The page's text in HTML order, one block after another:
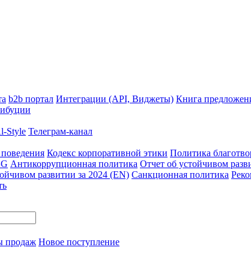
b2b портал Интеграции (API, Виджеты) Книга
Style Телеграм-канал
Кодекс корпоративной этики Политика
Антикоррупционная политика Отчет об устойчивом
развитии за 2024 (EN) Санкционная политика
продаж Новое поступление